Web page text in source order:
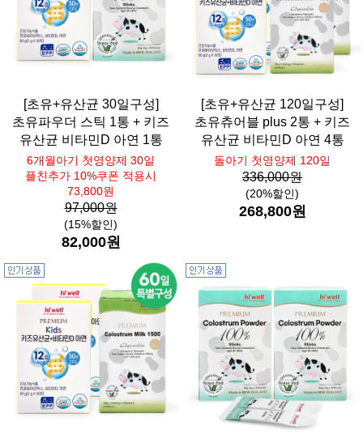
[초유+유산균 30일구성]
초유파우더 스틱 1통 + 키즈
유산균 비타민D 아연 1통
6개월아기 첫영양제 30일
플친추가 10%쿠폰 적용시
73,800원
97,000원
(15%할인)
82,000원
[초유+유산균 120일구성]
초유츄어블 plus 2통 + 키즈
유산균 비타민D 아연 4통
돌아기 첫영양제 120일
336,000원
(20%할인)
268,800원